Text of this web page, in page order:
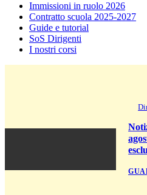
Immissioni in ruolo 2026
Contratto scuola 2025-2027
Guide e tutorial
SoS Dirigenti
I nostri corsi